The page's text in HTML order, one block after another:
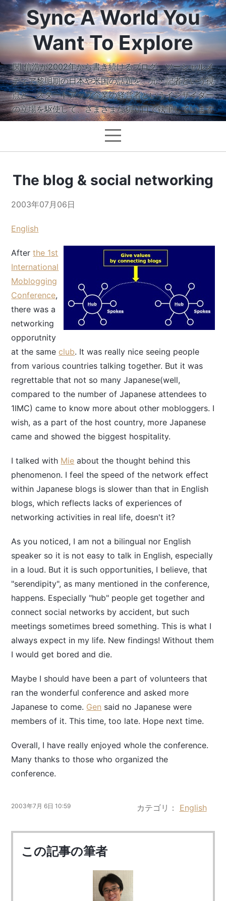
Sync A World You
Want To Explore
関 信浩が2002年から書き続けるブログ。ソーシャルメ
ディア黎明期の日本や米国の話題を、元・記者という視
点と、スタートアップ企業の経営者というインサイダー
の立場を駆使して、さまざまな切り口で執筆しています
The blog & social networking
2003年07月06日
English
Afterthe 1st
International
Moblogging
Conference,
there was a
networking
opporutnity
at the same club. It was really nice seeing people
from various countries talking together. But it was
regrettable that not so many Japanese(well,
compared to the number of Japanese attendees to
1IMC) came to know more about other mobloggers. I
wish, as a part of the host country, more Japanese
came and showed the biggest hospitality.
I talked with Mie about the thought behind this
phenomenon. I feel the speed of the network effect
within Japanese blogs is slower than that in English
blogs, which reflects lacks of experiences of
networking activities in real life, doesn't it?
As you noticed, I am not a bilingual nor English
speaker so it is not easy to talk in English, especially
in a loud. But it is such opportunities, I believe, that
"serendipity", as many mentioned in the conference,
happens. Especially "hub" people get together and
connect social networks by accident, but such
meetings sometimes breed something. This is what I
always expect in my life. New findings! Without them
I would get bored and die.
Maybe I should have been a part of volunteers that
ran the wonderful conference and asked more
Japanese to come. Gen said no Japanese were
members of it. This time, too late. Hope next time.
Overall, I have really enjoyed whole the conference.
Many thanks to those who organized the
conference.
2003年7月 6日 10:59 カテゴリ English
この記事の筆者